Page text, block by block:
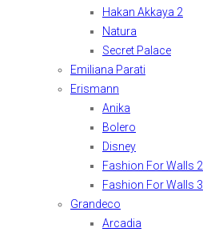
Hakan Akkaya 2
Natura
Secret Palace
Emiliana Parati
Erismann
Anika
Bolero
Disney
Fashion For Walls 2
Fashion For Walls 3
Grandeco
Arcadia